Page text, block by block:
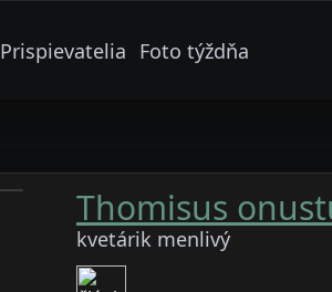
Prispievatelia Foto týždňa
Thomisus
kvetárik menlivý